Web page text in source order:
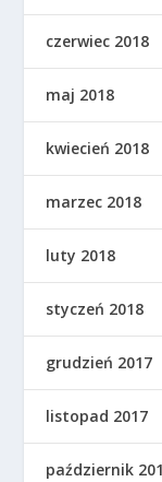
czerwiec 2018
maj 2018
kwiecień 2018
marzec 2018
luty 2018
styczeń 2018
grudzień 2017
listopad 2017
październik